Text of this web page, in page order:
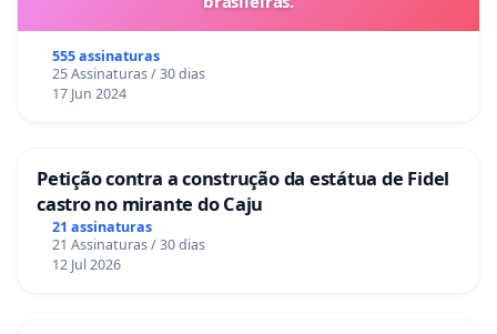
555 assinaturas
25 Assinaturas / 30 dias
17 Jun 2024
Petição contra a construção da estátua de Fidel
castro no mirante do Caju
21 assinaturas
21 Assinaturas / 30 dias
12 Jul 2026